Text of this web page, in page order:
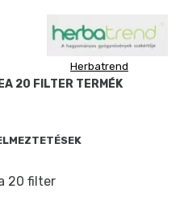
Herbatrend
20 FILTER TERMÉK
20 filter